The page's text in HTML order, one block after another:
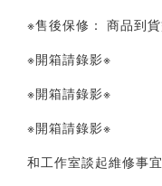
※售後保修： 商品到
※開箱請錄影※
※開箱請錄影※
※開箱請錄影※
和工作室談起維修事